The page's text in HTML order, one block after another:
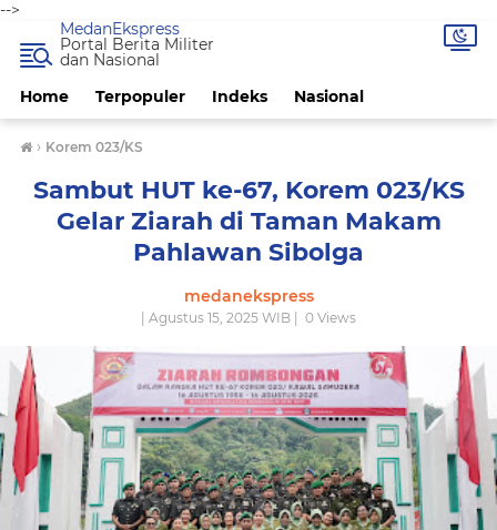
-->
Home Terpopuler Indeks Nasional
MedanEkspress
Portal Berita Militer
dan Nasional
› Korem 023/KS
Sambut HUT ke-67, Korem 023/KS
Gelar Ziarah di Taman Makam
Pahlawan Sibolga
medanekspress
| Agustus 15, 2025 WIB | 0 Views